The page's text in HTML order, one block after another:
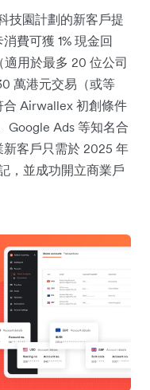
技園計劃的新客戶提
費可獲 1% 現金回
用於最多 20 位公司
萬港元交易（或等
Airwallex 初創條件
Google Ads 等知名合
客戶只需於 2025 年
，並成功開立商業戶